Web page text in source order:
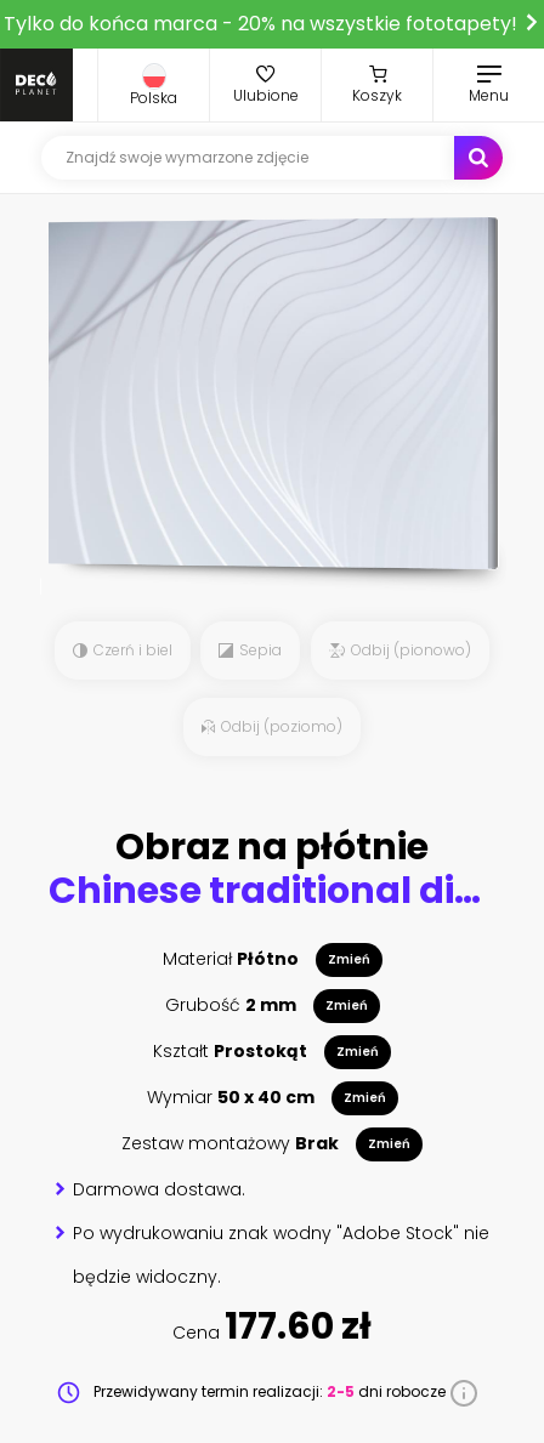
Tylko do końca marca - 20% na wszystkie fototapety!
Polska Ulubione Koszyk Menu
Czerń i biel Sepia Odbij (pionowo)
Odbij (poziomo)
Obraz na płótnie
Chinese traditional distinguished gorgeous decorative hand-painted ink-bamboo,Orchid, Plum Blossom, Chrysanthemum
Materiał Płótno Zmień
Grubość 2 mm Zmień
Kształt Prostokąt Zmień
Wymiar 50 x 40 cm Zmień
Zestaw montażowy Brak Zmień
Darmowa dostawa.
Po wydrukowaniu znak wodny "Adobe Stock" nie
będzie widoczny.
Cena 177.60 zł
Przewidywany termin realizacji: 2-5 dni robocze